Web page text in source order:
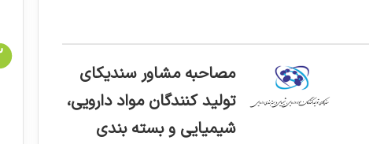
مصاحبه مشاور سندیکای
تولید کنندگان مواد دارویی،
شیمیایی و بسته بندی